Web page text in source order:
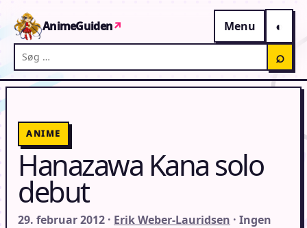
AnimeGuiden↗
Menu
Søg på AnimeGuiden
⌕
ANIME
Hanazawa Kana solo
debut
29. februar 2012 · Erik Weber-Lauridsen · Ingen